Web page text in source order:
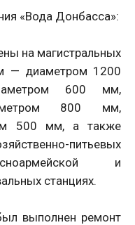
«Вода Донбасса»:
на магистральных
— диаметром 1200
600 мм,
800 мм,
500 мм, а также
питьевых
и
станциях.
выполнен ремонт